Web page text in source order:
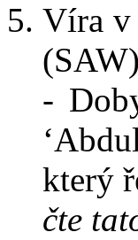
Víra v
-
který
čte